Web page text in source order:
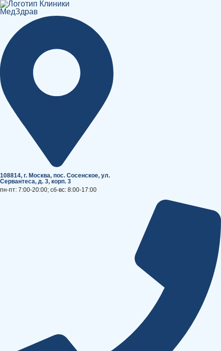
Перейти
к
содержимому
108814, г. Москва, поc. Сосенское, ул.
Сервантеса, д. 3, корп. 3
пн-пт: 7:00-20:00; сб-вс: 8:00-17:00